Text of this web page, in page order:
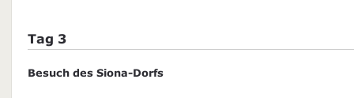
Tag 3
Besuch des Siona-Dorfs